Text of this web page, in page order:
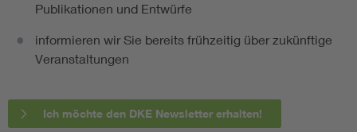
Publikationen und Entwürfe
informieren wir Sie bereits frühzeitig über zukünftige
Veranstaltungen
Ich möchte den DKE Newsletter erhalten!